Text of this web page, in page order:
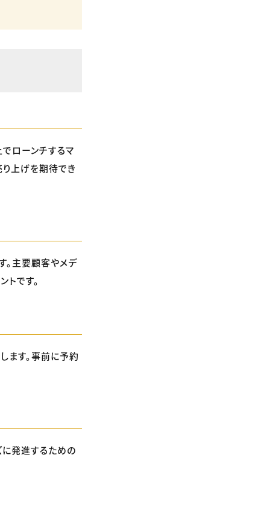
ローンチするマ
上げを期待でき
。主要顧客やメデ
です。
ます。事前に予約
に発進するための